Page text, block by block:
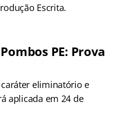
Escrita.
PE: Prova
eliminatório e
aplicada em 24 de